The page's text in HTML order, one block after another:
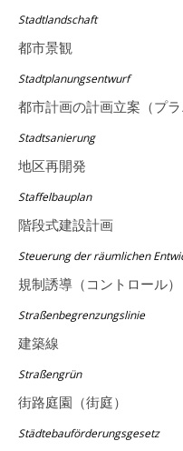
Stadtlandschaft
都市景観
Stadtplanungsentwurf
都市計画の計画立案（プラ
Stadtsanierung
地区再開発
Staffelbauplan
階段式建設計画
Steuerung der räumlichen
規制誘導（コントロール）
Straßenbegrenzungslinie
建築線
Straßengrün
街路庭園（街庭）
Städtebauförderungsgesetz